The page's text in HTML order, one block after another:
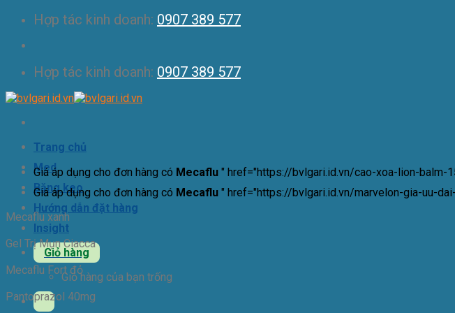
Skip
content
Hợp tác kinh doanh: 0907 389 577
Hợp tác kinh doanh: 0907 389 577
Trang chủ
Med
Băng keo
Hướng dẫn đặt hàng
Insight
Giỏ hàng
Giỏ hàng của bạn trống
Giá áp dụng cho đơn hàng có Mecaflu " href="https://bvlgari.id.vn/cao-xoa-lion-balm-
Giá áp dụng cho đơn hàng có Mecaflu " href="https://bvlgari.id.vn/marvelon-gia-uu-
Mecaflu xanh
Gel Trị Mụn Ciacca
Mecaflu Fort đỏ
Pantoprazol 40mg